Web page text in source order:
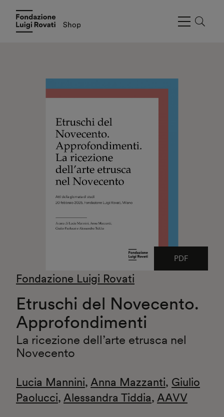
PDF
Fondazione Luigi Rovati
Etruschi del Novecento.
Approfondimenti
La ricezione dell’arte etrusca nel
Novecento
Lucia Mannini, Anna Mazzanti, Giulio
Paolucci, Alessandra Tiddia, AAVV